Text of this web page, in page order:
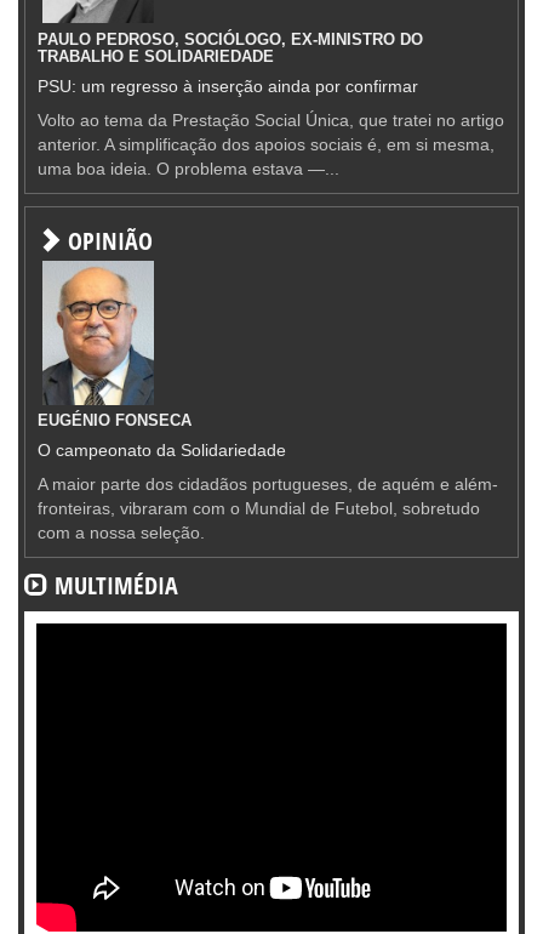
PAULO PEDROSO, SOCIÓLOGO, EX-MINISTRO DO
TRABALHO E SOLIDARIEDADE
PSU: um regresso à inserção ainda por confirmar
Volto ao tema da Prestação Social Única, que tratei no artigo
anterior. A simplificação dos apoios sociais é, em si mesma,
uma boa ideia. O problema estava —...
OPINIÃO
EUGÉNIO FONSECA
O campeonato da Solidariedade
A maior parte dos cidadãos portugueses, de aquém e além-
fronteiras, vibraram com o Mundial de Futebol, sobretudo
com a nossa seleção.
MULTIMÉDIA